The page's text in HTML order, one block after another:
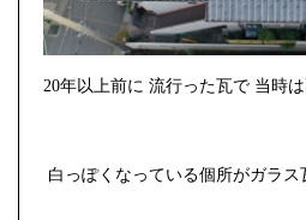
20年以上前に 流行った瓦で 当時
白っぽくなっている個所がガラス